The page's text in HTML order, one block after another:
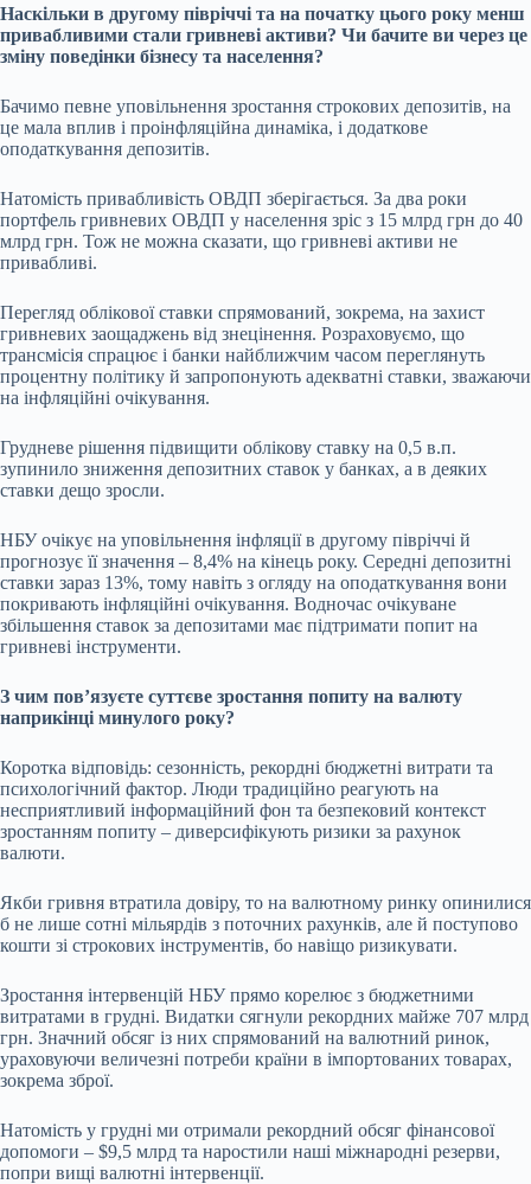
Наскільки в другому півріччі та на початку цього року менш
привабливими стали гривневі активи? Чи бачите ви через це
зміну поведінки бізнесу та населення?
Бачимо певне уповільнення зростання строкових депозитів, на
це мала вплив і проінфляційна динаміка, і додаткове
оподаткування депозитів.
Натомість привабливість ОВДП зберігається. За два роки
портфель гривневих ОВДП у населення зріс з 15 млрд грн до 40
млрд грн. Тож не можна сказати, що гривневі активи не
привабливі.
Перегляд облікової ставки спрямований, зокрема, на захист
гривневих заощаджень від знецінення. Розраховуємо, що
трансмісія спрацює і банки найближчим часом переглянуть
процентну політику й запропонують адекватні ставки, зважаючи
на інфляційні очікування.
Грудневе рішення підвищити облікову ставку на 0,5 в.п.
зупинило зниження депозитних ставок у банках, а в деяких
ставки дещо зросли.
НБУ очікує на уповільнення інфляції в другому півріччі й
прогнозує її значення – 8,4% на кінець року. Середні депозитні
ставки зараз 13%, тому навіть з огляду на оподаткування вони
покривають інфляційні очікування. Водночас очікуване
збільшення ставок за депозитами має підтримати попит на
гривневі інструменти.
З чим повʼязуєте суттєве зростання попиту на валюту
наприкінці минулого року?
Коротка відповідь: сезонність, рекордні бюджетні витрати та
психологічний фактор. Люди традиційно реагують на
несприятливий інформаційний фон та безпековий контекст
зростанням попиту – диверсифікують ризики за рахунок
валюти.
Якби гривня втратила довіру, то на валютному ринку опинилися
б не лише сотні мільярдів з поточних рахунків, але й поступово
кошти зі строкових інструментів, бо навіщо ризикувати.
Зростання інтервенцій НБУ прямо корелює з бюджетними
витратами в грудні. Видатки сягнули рекордних майже 707 млрд
грн. Значний обсяг із них спрямований на валютний ринок,
ураховуючи величезні потреби країни в імпортованих товарах,
зокрема зброї.
Натомість у грудні ми отримали рекордний обсяг фінансової
допомоги – $9,5 млрд та наростили наші міжнародні резерви,
попри вищі валютні інтервенції.